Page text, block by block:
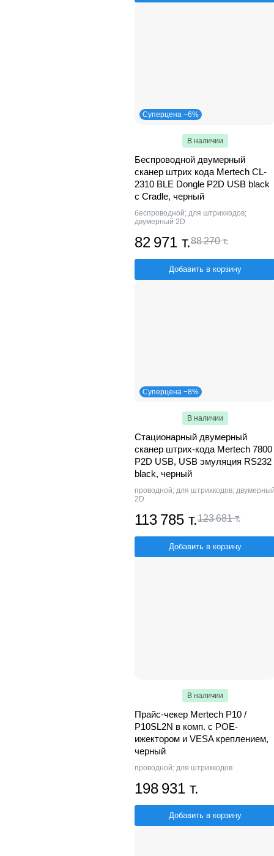
Суперцена −6%
В наличии
Беспроводной двумерный
сканер штрих кода Mertech CL-
2310 BLE Dongle P2D USB black
с Cradle, черный
беспроводной; для штрихкодов;
двумерный 2D
82 971 т.88 270 т.
Добавить в корзину
Суперцена −8%
В наличии
Стационарный двумерный
сканер штрих-кода Mertech 7800
P2D USB, USB эмуляция RS232
black, черный
проводной; для штрихкодов;
2D
113 785 т.123 681 т.
Добавить в корзину
В наличии
Прайс-чекер Mertech P10 /
P10SL2N в комп. с POE-
ижектором и VESA креплением,
черный
проводной; для штрихкодов
198 931 т.
Добавить в корзину